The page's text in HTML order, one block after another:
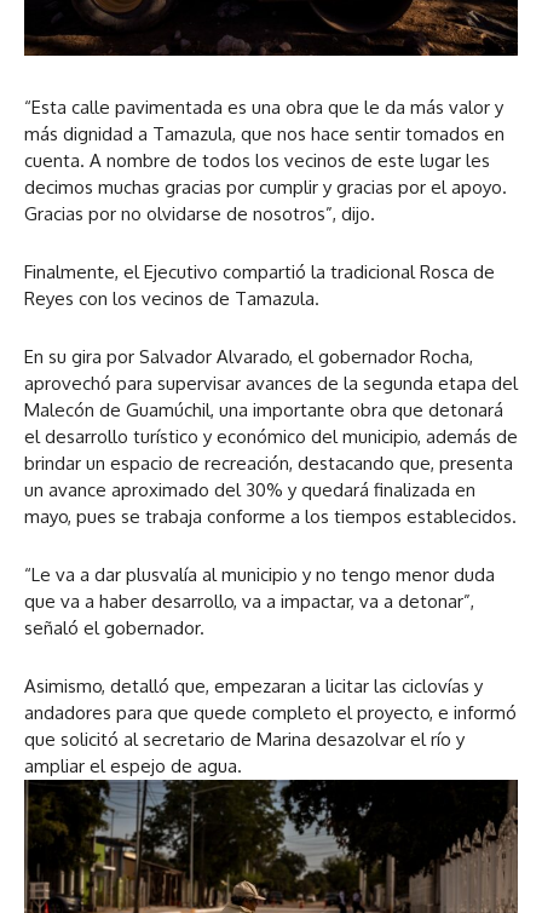
“Esta calle pavimentada es una obra que le da más valor y
más dignidad a Tamazula, que nos hace sentir tomados en
cuenta. A nombre de todos los vecinos de este lugar les
decimos muchas gracias por cumplir y gracias por el apoyo.
Gracias por no olvidarse de nosotros”, dijo.
Finalmente, el Ejecutivo compartió la tradicional Rosca de
Reyes con los vecinos de Tamazula.
En su gira por Salvador Alvarado, el gobernador Rocha,
aprovechó para supervisar avances de la segunda etapa del
Malecón de Guamúchil, una importante obra que detonará
el desarrollo turístico y económico del municipio, además de
brindar un espacio de recreación, destacando que, presenta
un avance aproximado del 30% y quedará finalizada en
mayo, pues se trabaja conforme a los tiempos establecidos.
“Le va a dar plusvalía al municipio y no tengo menor duda
que va a haber desarrollo, va a impactar, va a detonar”,
señaló el gobernador.
Asimismo, detalló que, empezaran a licitar las ciclovías y
andadores para que quede completo el proyecto, e informó
que solicitó al secretario de Marina desazolvar el río y
ampliar el espejo de agua.